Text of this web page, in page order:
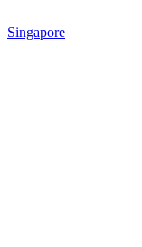
Singapore